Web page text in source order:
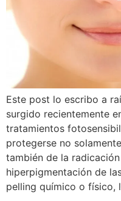
Este post lo escribo a
surgido recientemente
tratamientos
protegerse no
también de la
hiperpigmentación de
pelling químico o físico,